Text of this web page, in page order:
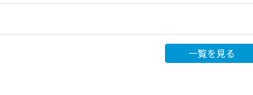
一覧を見る